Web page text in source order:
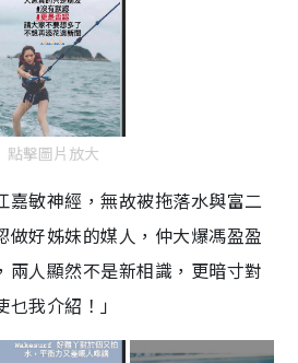
點擊圖片放大
嘉敏神經，無故被拖落水與富二
做好姊妹的媒人，仲大爆馮盈盈
兩人顯然不是新相識，更暗寸對
我介紹！」